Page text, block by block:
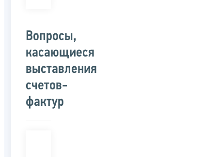
Вопросы,
касающиеся
выставления
счетов-
фактур